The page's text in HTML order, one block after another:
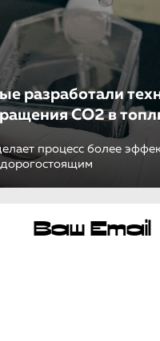
разработали
CO2 в
процесс более
Ваш Email